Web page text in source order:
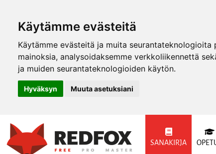
Käytämme evästeitä
Käytämme evästeitä ja muita
mainoksia, analysoidaksemme verkkoliikennettä
ja muiden seurantateknologioiden käytön.
Hyväksyn Muuta asetuksiani
SANAKIRJA